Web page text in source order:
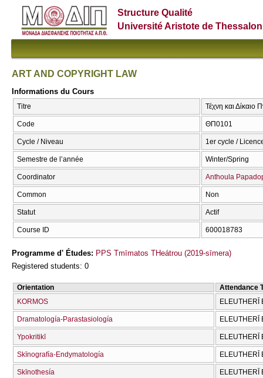
Structure Qualité
Université Aristote de
ART AND COPYRIGHT LAW
Informations du Cours
Titre Τέχνη και Δίκαιο
Code ΘΠ0101
Cycle / Niveau 1er cycle /
Semestre de l’année Winter/Spring
Coordinator Anthoula
Common Non
Statut Actif
Course ID 600018783
Programme d' Études: PPS Tmīmatos THeátrou (2019-sīmera)
Registered students: 0
Orientation
Attendance
KORMOS
ELEUTHERĪ
Dramatología-Parastasiología ELEUTHERĪ
Ypokritikī ELEUTHERĪ
Skīnografía-Endymatología ELEUTHERĪ
Skīnothesía ELEUTHERĪ